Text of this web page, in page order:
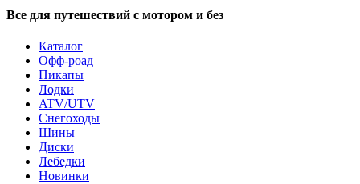
Все для путешествий с мотором и без
Каталог
Офф-роад
Пикапы
Лодки
ATV/UTV
Снегоходы
Шины
Диски
Лебедки
Новинки